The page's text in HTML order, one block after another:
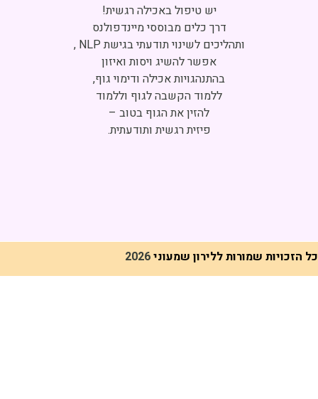
Click to accept marketing cookies and
enable this content